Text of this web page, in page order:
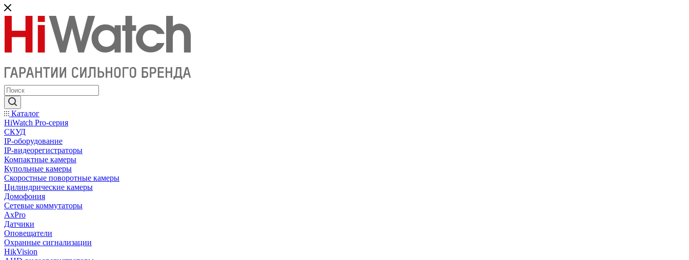
Каталог
HiWatch Pro-серия
CКУД
IP-оборудование
IP-видеорегистраторы
Компактные камеры
Купольные камеры
Скоростные поворотные камеры
Цилиндрические камеры
Домофония
Сетевые коммутаторы
AxPro
Датчики
Оповещатели
Охранные сигнализации
HikVision